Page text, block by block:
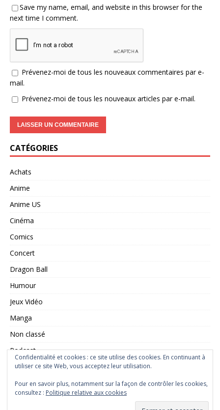
Save my name, email, and website in this browser for the
next time I comment.
Prévenez-moi de tous les nouveaux commentaires par e-
mail.
Prévenez-moi de tous les nouveaux articles par e-mail.
CATÉGORIES
Achats
Anime
Anime US
Cinéma
Comics
Concert
Dragon Ball
Humour
Jeux Vidéo
Manga
Non classé
Podcast
Saint Seiya
Série TV
Confidentialité et cookies : ce site utilise des cookies. En continuant à
utiliser ce site Web, vous acceptez leur utilisation.
Pour en savoir plus, notamment sur la façon de contrôler les cookies,
consultez : Politique relative aux cookies